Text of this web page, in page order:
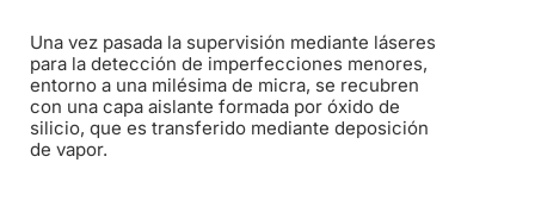
Una vez pasada la supervisión mediante láseres
para la detección de imperfecciones menores,
entorno a una milésima de micra, se recubren
con una capa aislante formada por óxido de
silicio, que es transferido mediante deposición
de vapor.